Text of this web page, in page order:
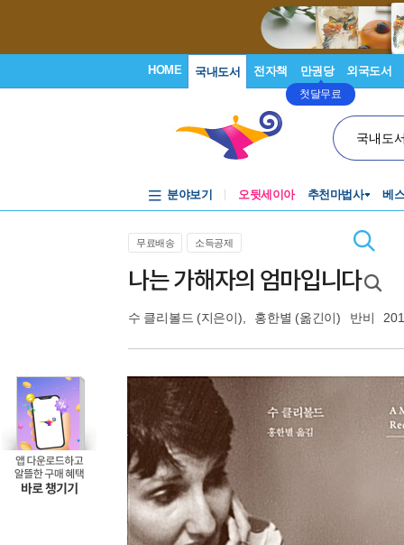
HOME 국내도서 전자책 만권당
첫달무료
외국도서
국내도
분야보기 오뒷세이아 추천마법사 베
무료배송 소득공제
나는 가해자의 엄마입니다
수 클리볼드 (지은이), 홍한별 (옮긴이) 반비